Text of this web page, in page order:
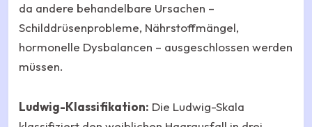
da andere behandelbare Ursachen –
Schilddrüsenprobleme, Nährstoffmängel,
hormonelle Dysbalancen – ausgeschlossen werden
müssen.
Ludwig-Klassifikation: Die Ludwig-Skala